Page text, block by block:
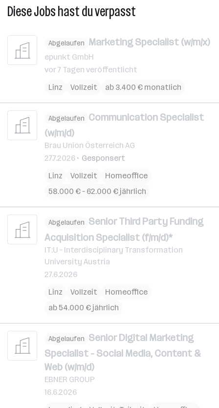
Diese Jobs hast du verpasst
Abgelaufen Marketing Specialist (w/m/x)
epunkt GmbH
vor 7 Tagen veröffentlicht
Linz
Vollzeit ab 3.400 € monatlich
Abgelaufen Communication Specialist
(w/m/d)
Brau Union Österreich AG
27.7.2026
Gesponsert
Linz
Vollzeit
Homeoffice
58.000 € – 62.000 € jährlich
Abgelaufen Senior Third Party Funding
Acquisition Specialist (f/m/d)*
IT:U – Interdisciplinary Transformation
University Austria
27.6.2026
Linz
Vollzeit
Homeoffice
ab 54.000 € jährlich
Abgelaufen Senior Digital Marketing
Specialist - Social Media, Content &
Web (w/m/d)
EBNER GROUP
16.6.2026